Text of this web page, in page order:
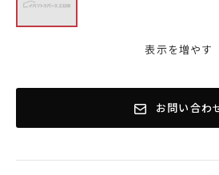
表示を増やす
お問い合わ